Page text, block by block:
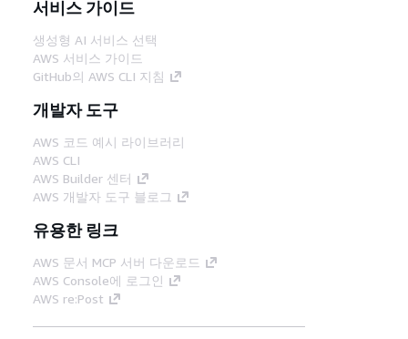
서비스 가이드
생성형 AI 서비스 선택
AWS 서비스 가이드
GitHub의 AWS CLI 지침
개발자 도구
AWS 코드 예시 라이브러리
AWS CLI
AWS Builder 센터
AWS 개발자 도구 블로그
유용한 링크
AWS 문서 MCP 서버 다운로드
AWS Console에 로그인
AWS re:Post